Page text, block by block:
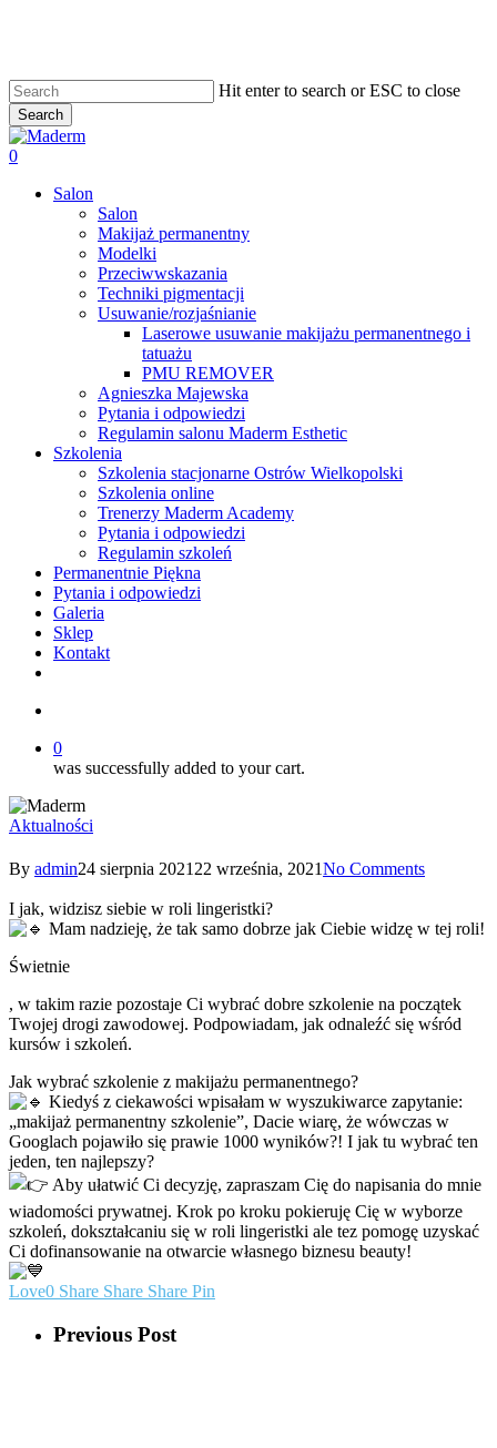
content
Hit enter to search or ESC to close
Search
Close
Search
search
0
Salon
Salon
Makijaż permanentny
Modelki
Przeciwwskazania
Techniki pigmentacji
Usuwanie/rozjaśnianie
Laserowe usuwanie makijażu permanentnego i
tatuażu
PMU REMOVER
Agnieszka Majewska
Pytania i odpowiedzi
Regulamin salonu Maderm Esthetic
Szkolenia
Szkolenia stacjonarne Ostrów Wielkopolski
Szkolenia online
Trenerzy Maderm Academy
Pytania i odpowiedzi
Regulamin szkoleń
Permanentnie Piękna
Pytania i odpowiedzi
Galeria
Sklep
Kontakt
0
was successfully added to your cart.
Aktualności
By admin24 sierpnia 202122 września, 2021No Comments
I jak, widzisz siebie w roli lingeristki?
Mam nadzieję, że tak samo dobrze jak Ciebie widzę w tej roli!
Świetnie
, w takim razie pozostaje Ci wybrać dobre szkolenie na początek
Twojej drogi zawodowej. Podpowiadam, jak odnaleźć się wśród
kursów i szkoleń.
Jak wybrać szkolenie z makijażu permanentnego?
Kiedyś z ciekawości wpisałam w wyszukiwarce zapytanie:
„makijaż permanentny szkolenie”, Dacie wiarę, że wówczas w
Googlach pojawiło się prawie 1000 wyników?! I jak tu wybrać ten
jeden, ten najlepszy?
Aby ułatwić Ci decyzję, zapraszam Cię do napisania do mnie
wiadomości prywatnej. Krok po kroku pokieruję Cię w wyborze
szkoleń, dokształcaniu się w roli lingeristki ale tez pomogę uzyskać
Ci dofinansowanie na otwarcie własnego biznesu beauty!
Love0 Share Share Share Pin
Previous Post